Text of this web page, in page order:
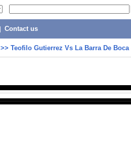
Contact us
>> Teofilo Gutierrez Vs La Barra De